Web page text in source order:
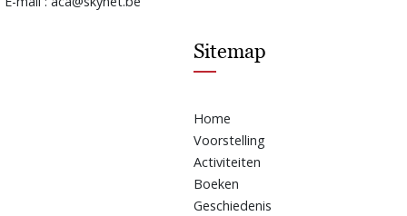
Sitemap
Home
Voorstelling
Activiteiten
Boeken
Geschiedenis